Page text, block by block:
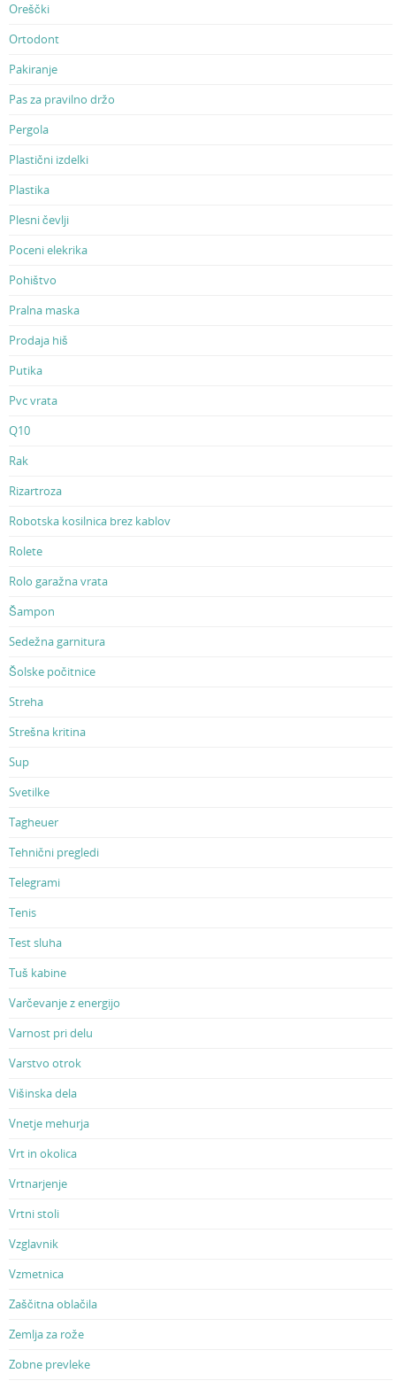
Oreščki
Ortodont
Pakiranje
Pas za pravilno držo
Pergola
Plastični izdelki
Plastika
Plesni čevlji
Poceni elekrika
Pohištvo
Pralna maska
Prodaja hiš
Putika
Pvc vrata
Q10
Rak
Rizartroza
Robotska kosilnica brez kablov
Rolete
Rolo garažna vrata
Šampon
Sedežna garnitura
Šolske počitnice
Streha
Strešna kritina
Sup
Svetilke
Tagheuer
Tehnični pregledi
Telegrami
Tenis
Test sluha
Tuš kabine
Varčevanje z energijo
Varnost pri delu
Varstvo otrok
Višinska dela
Vnetje mehurja
Vrt in okolica
Vrtnarjenje
Vrtni stoli
Vzglavnik
Vzmetnica
Zaščitna oblačila
Zemlja za rože
Zobne prevleke